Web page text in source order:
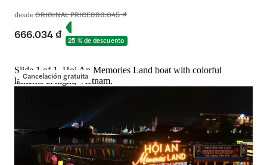
desdeORIGINAL PRICE888.045 ₫
666.034 ₫ 25 % de descuento
Cancelación gratuita
Slide 1 of 1, Hoi An Memories Land boat with colorful
lanterns at night, Vietnam.